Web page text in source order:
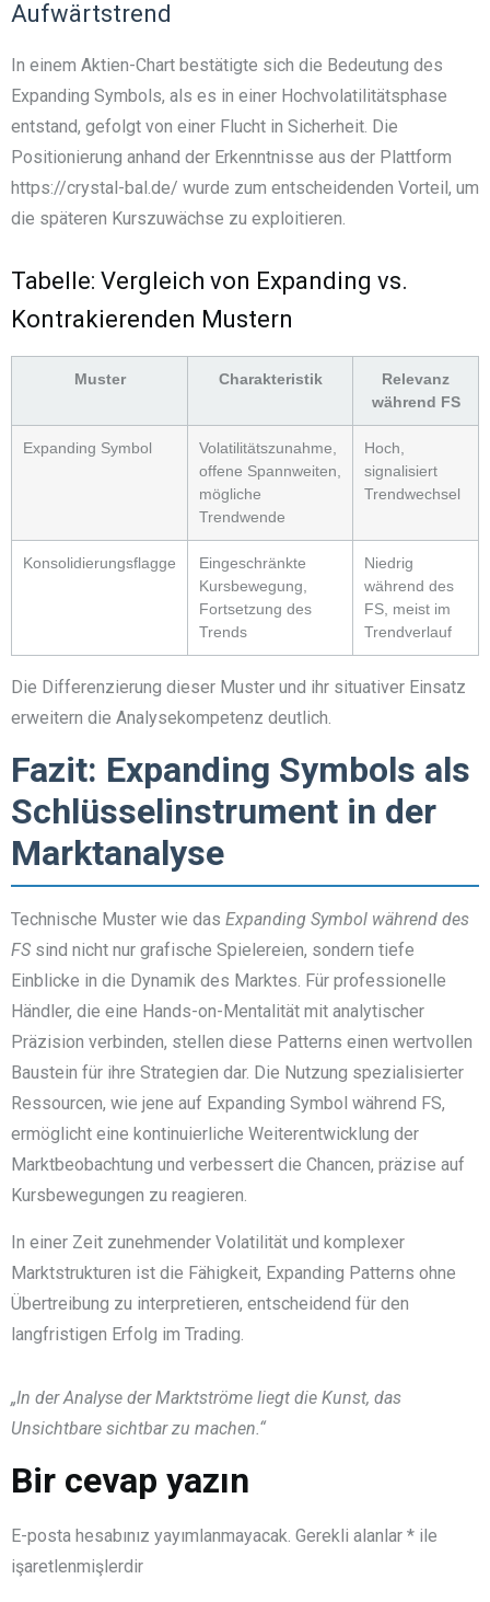
Aufwärtstrend
In einem Aktien-Chart bestätigte sich die Bedeutung des
Expanding Symbols, als es in einer Hochvolatilitätsphase
entstand, gefolgt von einer Flucht in Sicherheit. Die
Positionierung anhand der Erkenntnisse aus der Plattform
https://crystal-bal.de/ wurde zum entscheidenden Vorteil, um
die späteren Kurszuwächse zu exploitieren.
Tabelle: Vergleich von Expanding vs.
Kontrakierenden Mustern
Muster Charakteristik
Relevanz
während FS
Expanding Symbol
Volatilitätszunahme,
offene Spannweiten,
mögliche
Trendwende
Hoch,
signalisiert
Trendwechsel
Konsolidierungsflagge
Eingeschränkte
Kursbewegung,
Fortsetzung des
Trends
Niedrig
während des
FS, meist im
Trendverlauf
Die Differenzierung dieser Muster und ihr situativer Einsatz
erweitern die Analysekompetenz deutlich.
Fazit: Expanding Symbols als
Schlüsselinstrument in der
Marktanalyse
Technische Muster wie das Expanding Symbol während des
FS sind nicht nur grafische Spielereien, sondern tiefe
Einblicke in die Dynamik des Marktes. Für professionelle
Händler, die eine Hands-on-Mentalität mit analytischer
Präzision verbinden, stellen diese Patterns einen wertvollen
Baustein für ihre Strategien dar. Die Nutzung spezialisierter
Ressourcen, wie jene auf Expanding Symbol während FS,
ermöglicht eine kontinuierliche Weiterentwicklung der
Marktbeobachtung und verbessert die Chancen, präzise auf
Kursbewegungen zu reagieren.
In einer Zeit zunehmender Volatilität und komplexer
Marktstrukturen ist die Fähigkeit, Expanding Patterns ohne
Übertreibung zu interpretieren, entscheidend für den
langfristigen Erfolg im Trading.
„In der Analyse der Marktströme liegt die Kunst, das
Unsichtbare sichtbar zu machen.“
Bir cevap yazın
E-posta hesabınız yayımlanmayacak. Gerekli alanlar * ile
işaretlenmişlerdir